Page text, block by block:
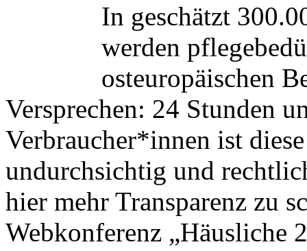
In geschätzt
werden
osteuropäischen
Versprechen: 24 Stunden
Verbraucher*innen ist
undurchsichtig und
hier mehr Transparenz zu
Webkonferenz „Häusliche